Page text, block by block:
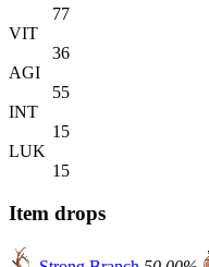
77
VIT
36
AGI
55
INT
15
LUK
15
Item drops